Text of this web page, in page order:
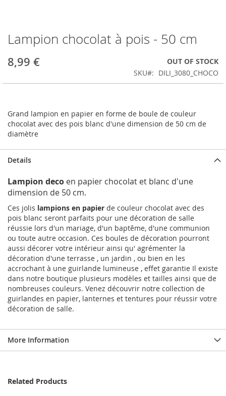
Skip
to
the
beginning
Lampion chocolat à pois - 50 cm
8,99 €
OUT OF STOCK
SKU
DILI_3080_CHOCO
Grand lampion en papier en forme de boule de couleur
chocolat avec des pois blanc d'une dimension de 50 cm de
diamètre
Details
Lampion deco en papier chocolat et blanc d'une
dimension de 50 cm.
Ces jolis lampions en papier de couleur chocolat avec des
pois blanc seront parfaits pour une décoration de salle
réussie lors d'un mariage, d'un baptême, d'une communion
ou toute autre occasion. Ces boules de décoration pourront
aussi décorer votre intérieur ainsi qu' agrémenter la
décoration d'une terrasse , un jardin , ou bien en les
accrochant à une guirlande lumineuse , effet garantie Il existe
dans notre boutique plusieurs modèles et tailles ainsi que de
nombreuses couleurs. Venez découvrir notre collection de
guirlandes en papier, lanternes et tentures pour réussir votre
décoration de salle.
More Information
Related Products